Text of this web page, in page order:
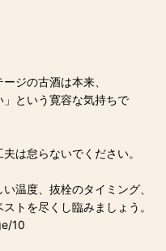
ジの古酒は本来、
という寛容な気持ちで
は怠らないでください。
温度、抜栓のタイミング、
トを尽くし臨みましょう。
10